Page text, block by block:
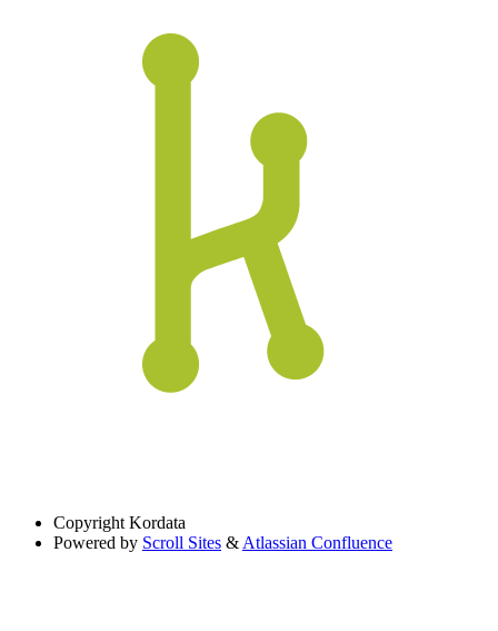
Copyright Kordata
Powered by Scroll Sites & Atlassian Confluence